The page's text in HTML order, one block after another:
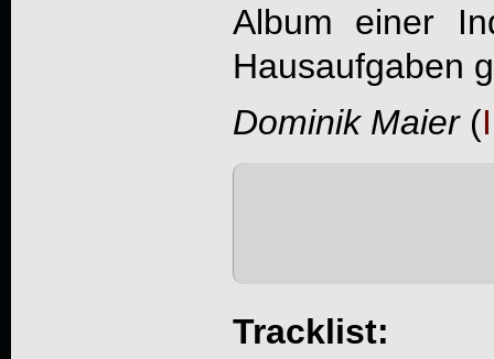
Album einer
Hausaufgaben
Dominik Maier(
Tracklist: